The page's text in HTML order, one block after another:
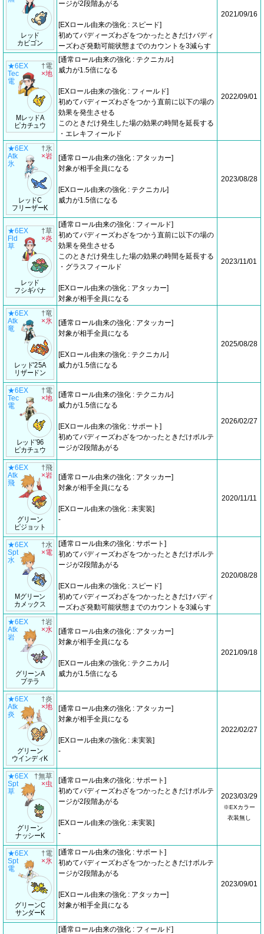
レッド
カビゴン
ージが2段階あがる
[EXロール由来の強化 : スピード]
初めてバディーズわざをつかったときだけバディ
ーズわざ発動可能状態までのカウントを3減らす
2021/09/16
★6EX
Tec
電
MレッドA
ピカチュウ
†電
×地
[通常ロール由来の強化 : テクニカル]
威力が1.5倍になる
[EXロール由来の強化 : フィールド]
初めてバディーズわざをつかう直前に以下の場の
効果を発生させる
このときだけ発生した場の効果の時間を延長する
・エレキフィールド
2022/09/01
★6EX
Atk
氷
レッドC
フリーザーK
†氷
×岩
[通常ロール由来の強化 : アタッカー]
対象が相手全員になる
[EXロール由来の強化 : テクニカル]
威力が1.5倍になる
2023/08/28
★6EX
Fld
草
レッド
フシギバナ
†草
×炎
[通常ロール由来の強化 : フィールド]
初めてバディーズわざをつかう直前に以下の場の
効果を発生させる
このときだけ発生した場の効果の時間を延長する
・グラスフィールド
[EXロール由来の強化 : アタッカー]
対象が相手全員になる
2023/11/01
★6EX
Atk
竜
レッド'25A
リザードン
†竜
×氷
[通常ロール由来の強化 : アタッカー]
対象が相手全員になる
[EXロール由来の強化 : テクニカル]
威力が1.5倍になる
2025/08/28
★6EX
Tec
電
レッド'96
ピカチュウ
†電
×地
[通常ロール由来の強化 : テクニカル]
威力が1.5倍になる
[EXロール由来の強化 : サポート]
初めてバディーズわざをつかったときだけボルテ
ージが2段階あがる
2026/02/27
★6EX
Atk
飛
グリーン
ピジョット
†飛
×岩
[通常ロール由来の強化 : アタッカー]
対象が相手全員になる
[EXロール由来の強化 : 未実装]
-
2020/11/11
★6EX
Spt
水
Mグリーン
カメックス
†水
×電
[通常ロール由来の強化 : サポート]
初めてバディーズわざをつかったときだけボルテ
ージが2段階あがる
[EXロール由来の強化 : スピード]
初めてバディーズわざをつかったときだけバディ
ーズわざ発動可能状態までのカウントを3減らす
2020/08/28
★6EX
Atk
岩
グリーンA
プテラ
†岩
×水
[通常ロール由来の強化 : アタッカー]
対象が相手全員になる
[EXロール由来の強化 : テクニカル]
威力が1.5倍になる
2021/09/18
★6EX
Atk
炎
グリーン
ウインディK
†炎
×地
[通常ロール由来の強化 : アタッカー]
対象が相手全員になる
[EXロール由来の強化 : 未実装]
-
2022/02/27
★6EX
Spt
草
グリーン
ナッシーK
†無草
×虫
[通常ロール由来の強化 : サポート]
初めてバディーズわざをつかったときだけボルテ
ージが2段階あがる
[EXロール由来の強化 : 未実装]
-
2023/03/29
※EXカラー
衣装無し
★6EX
Spt
電
グリーンC
サンダーK
†電
×氷
[通常ロール由来の強化 : サポート]
初めてバディーズわざをつかったときだけボルテ
ージが2段階あがる
[EXロール由来の強化 : アタッカー]
対象が相手全員になる
2023/09/01
[通常ロール由来の強化 : フィールド]